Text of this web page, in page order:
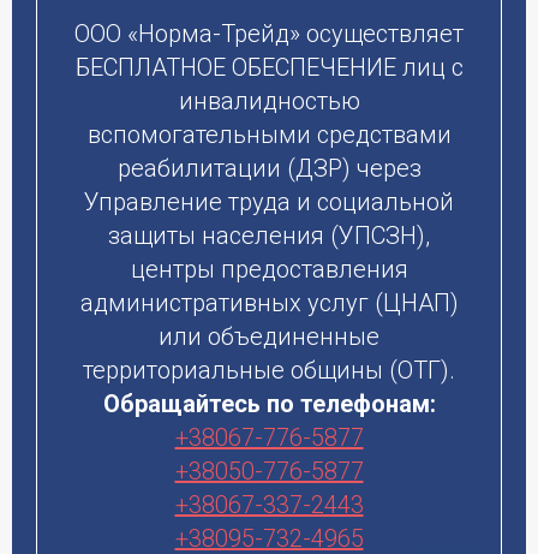
ООО «Норма-Трейд» осуществляет
БЕСПЛАТНОЕ ОБЕСПЕЧЕНИЕ лиц с
инвалидностью
вспомогательными средствами
реабилитации (ДЗР) через
Управление труда и социальной
защиты населения (УПСЗН),
центры предоставления
административных услуг (ЦНАП)
или объединенные
территориальные общины (ОТГ).
Обращайтесь по телефонам:
+38067-776-5877
+38050-776-5877
+38067-337-2443
+38095-732-4965